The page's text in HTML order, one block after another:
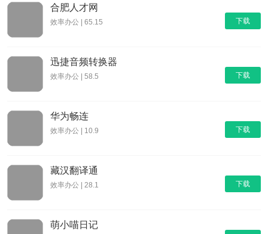
下载
合肥人才网
效率办公 | 65.15
下载
迅捷音频转换器
效率办公 | 58.5
下载
华为畅连
效率办公 | 10.9
下载
藏汉翻译通
效率办公 | 28.1
萌小喵日记